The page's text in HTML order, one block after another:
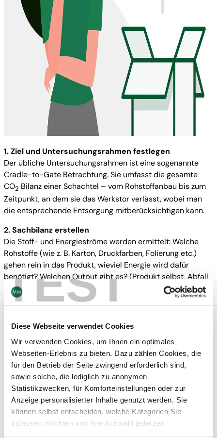
TEST
Diese Webseite verwendet Cookies
Wir verwenden Cookies, um Ihnen ein optimales
Webseiten-Erlebnis zu bieten. Dazu zählen Cookies, die
für den Betrieb der Seite zwingend erforderlich sind,
sowie solche, die lediglich zu anonymen
Statistikzwecken, für Komforteinstellungen oder zur
Anzeige personalisierter Inhalte genutzt werden. Sie
können selbst entscheiden, welche Kategorien Sie
zulassen möchten und Ihre Auswahl jederzeit
1. Ziel und Untersuchungsrahmen festlegen
Der übliche Untersuchungsrahmen ist eine sogenannte
Cradle-to-Gate Betrachtung. Sie umfasst die gesamte
CO2 Bilanz einer Schachtel – vom Rohstoffanbau bis zum
Zeitpunkt, an dem sie das Werkstor verlässt, wobei man
die entsprechende Entsorgung mitberücksichtigen kann.
2. Sachbilanz erstellen
Die Stoff- und Energieströme werden ermittelt: Welche
Rohstoffe (wie z. B. Karton, Druckfarben, Folierung etc.)
gehen rein in das Produkt, wieviel Energie wird dafür
benötigt? Welchen Output gibt es? (Produkt selbst, Abfall
etc.)
Wichtig:Auch im Prozess vorgelagerte Einflüsse werden
der Druckfarben oder des Kartons selbst
aufgewendet wurde. In einer Ökobilanzsoftware werden die
Sachbilanzen anschließend modelliert.